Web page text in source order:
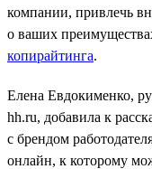
компании, привлечь
о ваших
копирайтинга.
Елена Евдокименко,
hh.ru, добавила к
с брендом
онлайн, к которому